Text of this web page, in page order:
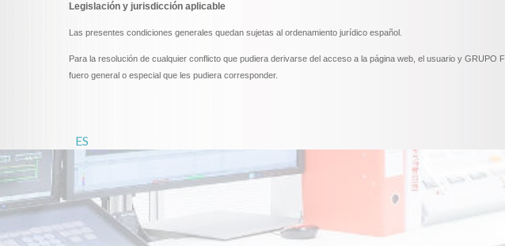
Legislación y jurisdicción aplicable
Las presentes condiciones generales quedan sujetas al ordenamiento jurídico español.
Para la resolución de cualquier conflicto que pudiera derivarse del acceso a la página web, el usuario y
fuero general o especial que les pudiera corresponder.
ES